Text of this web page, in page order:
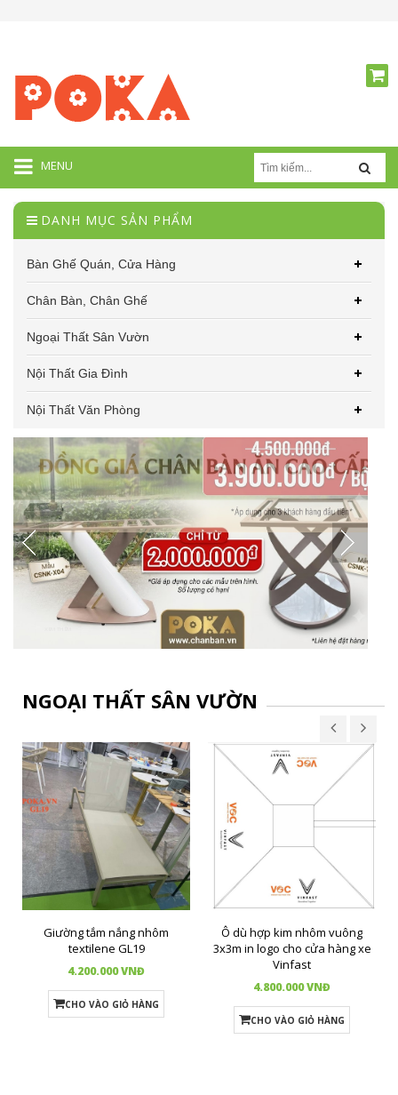
MENU
DANH MỤC SẢN PHẨM
Bàn Ghế Quán, Cửa Hàng
Chân Bàn, Chân Ghế
Ngoại Thất Sân Vườn
Nội Thất Gia Đình
Nội Thất Văn Phòng
NGOẠI THẤT SÂN VƯỜN
Giường tắm nắng nhôm
textilene GL19
4.200.000 VNĐ
CHO VÀO GIỎ HÀNG
Ô dù hợp kim nhôm vuông
3x3m in logo cho cửa hàng xe
Vinfast
4.800.000 VNĐ
CHO VÀO GIỎ HÀNG